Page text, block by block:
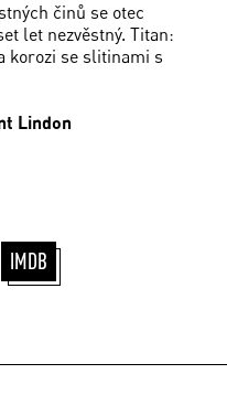
činů se otec
let nezvěstný. Titan:
korozi se slitinami s
Lindon
IMDB